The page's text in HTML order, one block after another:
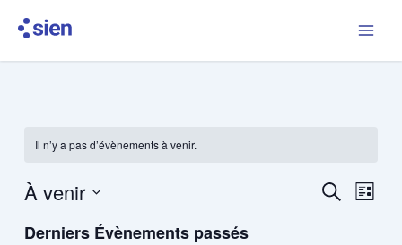
Il n’y a pas d’évènements à venir.
Recherche
Recherche
Liste
À venir
une
Derniers Évènements passés